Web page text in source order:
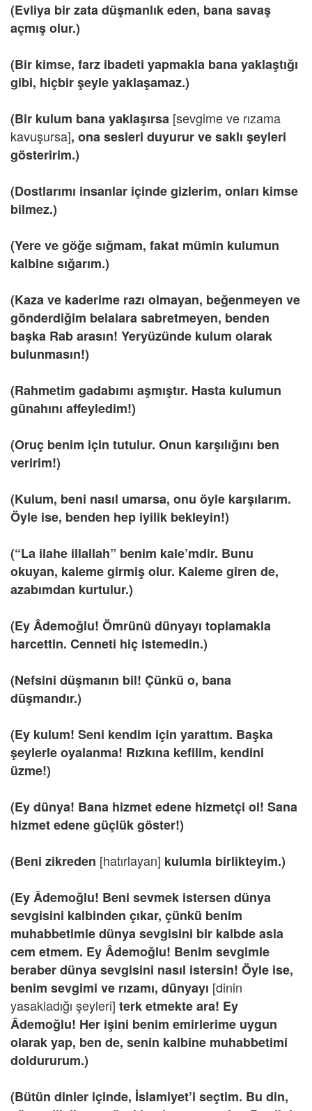
(Evliya bir zata düşmanlık eden, bana savaş
açmış olur.)
(Bir kimse, farz ibadeti yapmakla bana yaklaştığı
gibi, hiçbir şeyle yaklaşamaz.)
(Bir kulum bana yaklaşırsa [sevgime ve rızama
kavuşursa], ona sesleri duyurur ve saklı şeyleri
gösteririm.)
(Dostlarımı insanlar içinde gizlerim, onları kimse
bilmez.)
(Yere ve göğe sığmam, fakat mümin kulumun
kalbine sığarım.)
(Kaza ve kaderime razı olmayan, beğenmeyen ve
gönderdiğim belalara sabretmeyen, benden
başka Rab arasın! Yeryüzünde kulum olarak
bulunmasın!)
(Rahmetim gadabımı aşmıştır. Hasta kulumun
günahını affeyledim!)
(Oruç benim için tutulur. Onun karşılığını ben
veririm!)
(Kulum, beni nasıl umarsa, onu öyle karşılarım.
Öyle ise, benden hep iyilik bekleyin!)
(“La ilahe illallah” benim kale’mdir. Bunu
okuyan, kaleme girmiş olur. Kaleme giren de,
azabımdan kurtulur.)
(Ey Âdemoğlu! Ömrünü dünyayı toplamakla
harcettin. Cenneti hiç istemedin.)
(Nefsini düşmanın bil! Çünkü o, bana
düşmandır.)
(Ey kulum! Seni kendim için yarattım. Başka
şeylerle oyalanma! Rızkına kefilim, kendini
üzme!)
(Ey dünya! Bana hizmet edene hizmetçi ol! Sana
hizmet edene güçlük göster!)
(Beni zikreden [hatırlayan] kulumla birlikteyim.)
(Ey Âdemoğlu! Beni sevmek istersen dünya
sevgisini kalbinden çıkar, çünkü benim
muhabbetimle dünya sevgisini bir kalbde asla
cem etmem. Ey Âdemoğlu! Benim sevgimle
beraber dünya sevgisini nasıl istersin! Öyle ise,
benim sevgimi ve rızamı, dünyayı [dinin
yasakladığı şeyleri] terk etmekte ara! Ey
Âdemoğlu! Her işini benim emirlerime uygun
olarak yap, ben de, senin kalbine muhabbetimi
doldururum.)
(Bütün dinler içinde, İslamiyet’i seçtim. Bu din,